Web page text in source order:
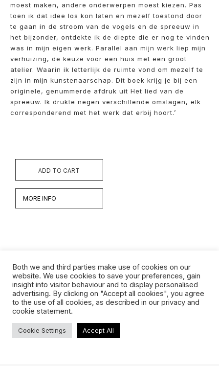
moest maken, andere onderwerpen moest kiezen. Pas
toen ik dat idee los kon laten en mezelf toestond door
te gaan in de stroom van de vogels en de spreeuw in
het bijzonder, ontdekte ik de diepte die er nog te vinden
was in mijn eigen werk. Parallel aan mijn werk liep mijn
verhuizing, de keuze voor een huis met een groot
atelier. Waarin ik letterlijk de ruimte vond om mezelf te
zijn in mijn kunstenaarschap. Dit boek krijg je bij een
originele, genummerde afdruk uit Het lied van de
spreeuw. Ik drukte negen verschillende omslagen, elk
corresponderend met het werk dat erbij hoort.’
ADD TO CART
MORE INFO
Werken
Biografie
Interview
Both we and third parties make use of cookies on our
website. We use cookies to save your preferences, gain
insight into visitor behaviour and to display personalised
advertising. By clicking on "Accept all cookies", you agree
to the use of all cookies, as described in our privacy and
cookie statement.
Cookie Settings Accept All